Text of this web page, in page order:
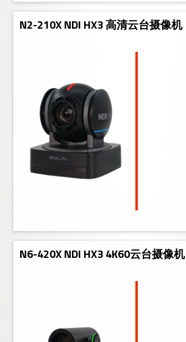
N2-210X NDI HX3 高清云台摄像机
N6-420X NDI HX3 4K60云台摄像机